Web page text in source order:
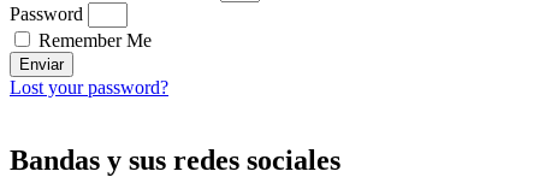
Password
Remember Me
Enviar
Lost your password?
Bandas y sus redes sociales